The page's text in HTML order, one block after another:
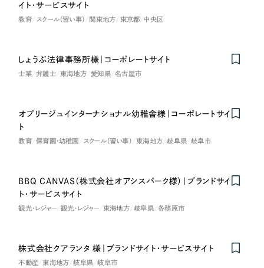
イト・サービスサイト
教育 スクール（習い事） 関東地方 東京都 中央区
しょうぶ法律事務所様｜コーポレートサイト
士業 弁護士 東海地方 愛知県 名古屋市
オブリージュインターナショナル幼稚舎様｜コーポレートサイ
ト
教育 保育園・幼稚園 スクール（習い事） 東海地方 岐阜県 岐阜市
BBQ CANVAS（株式会社オアシスパーク様）｜ブランドサイ
ト・サービスサイト
観光・レジャー 観光・レジャー 東海地方 岐阜県 各務原市
株式会社クアランタ 様｜ブランドサイト・サービスサイト
不動産 東海地方 岐阜県 岐阜市